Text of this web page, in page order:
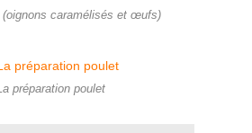
(oignons caramélisés et œufs)
préparation poulet